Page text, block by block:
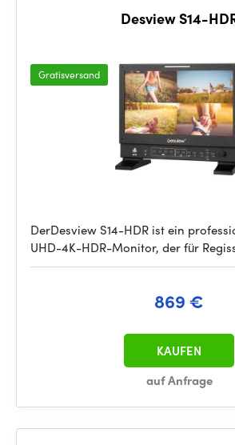
Desview S14-
Gratisversand
DerDesview S14-HDR ist ein
UHD-4K-HDR-Monitor, der für
869 €
auf Anfrage
KAUFEN